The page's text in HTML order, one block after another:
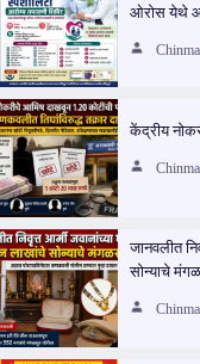
ओरोस येथे
केंद्रीय
जानवलीत
सोन्याचे